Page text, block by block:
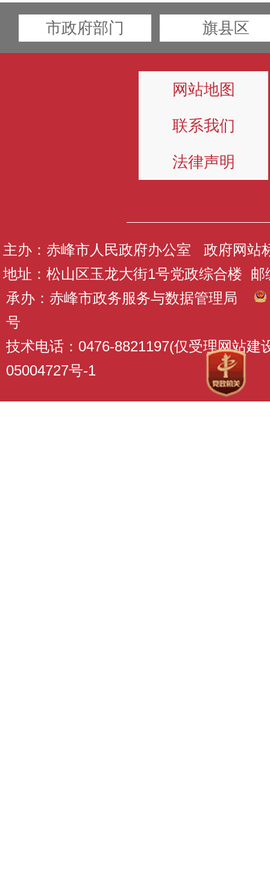
市政府部门 旗县区
网站地图
联系我们
法律声明
主办：赤峰市人民政府办公室 政府网站
地址：松山区玉龙大街1号党政综合楼 邮
承办：赤峰市政务服务与数据管理局
号
技术电话：0476-8821197(仅受理网站建
05004727号-1